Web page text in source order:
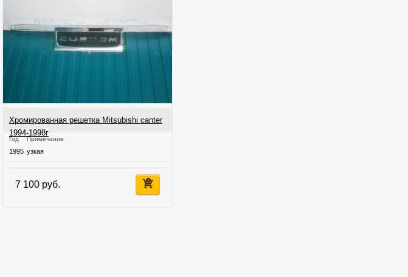
Хромированная решетка Mitsubishi canter
1994-1998г
Год
1995
Примечание
узкая
7 100 руб.